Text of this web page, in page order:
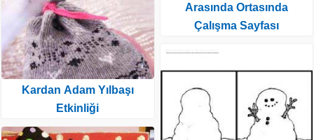
Kardan Adam Yılbaşı
Etkinliği
Arasında Ortasında
Çalışma Sayfası